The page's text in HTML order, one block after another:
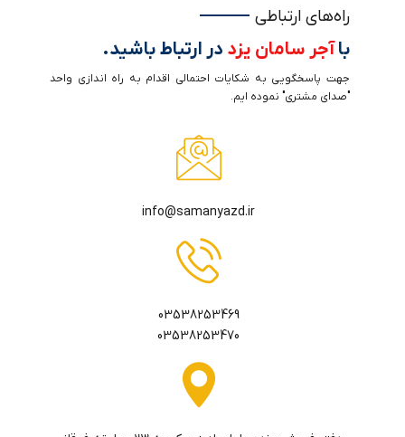
راه‌های ارتباطی
باآجر سامان یزد در ارتباط باشید.
جهت پاسخگویی به شکایات احتمالی اقدام به راه اندازی واحد
"صدای مشتری" نموده ایم.
info@samanyazd.ir
03538253469
03538253470